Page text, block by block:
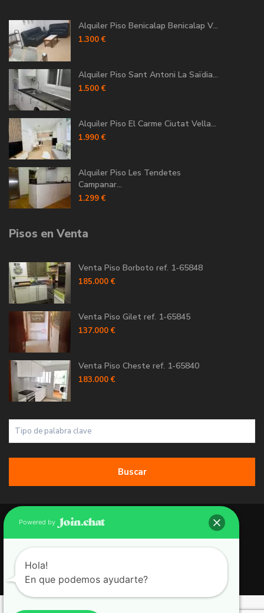
Alquiler Piso Benicalap Benicalap V...
1.300 €
Alquiler Piso Sant Antoni La Saïdia...
1.500 €
Alquiler Piso El Carme Ciutat Vella...
1.990 €
Alquiler Piso Les Tendetes
Campanar...
1.299 €
Pisos en Venta
Venta Piso Borboto ref. 1-65848
185.000 €
Venta Piso Gilet ref. 1-65845
137.000 €
Venta Piso Cheste ref. 1-65840
183.000 €
Buscar
Copyright 2026 | Grupo 90 inmobiliarias. All Rights Reserved.
Política de Cookies
Política de Privacidad
Aviso Legal
Powered by
Hola!
En que podemos ayudarte?